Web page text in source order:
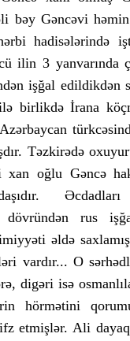
bəy Gəncəvi
hadisələrində
ilin 3 yanvarında
işğal edildikdən
birlikdə İrana
Təzkirədə
xan oğlu Gəncə
dövründən rus
əldə
vardır... O
digəri isə
hörmətini
etmişlər. Ali